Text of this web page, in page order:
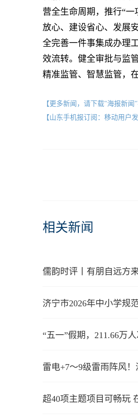
营全生命周期，推行“
放心、建设省心、发展
全完善一件事集成办理
效流转。健全审批与监
精准监管、智慧监管，
【更多新闻，请下载"海报新闻
【山东手机报订阅：移动用户
相关新闻
儒韵时评丨有朋自远方
济宁市2026年中小学规
“五一”假期，211.66万
雷电+7～9级雷雨阵风
超40项主题项目可畅玩